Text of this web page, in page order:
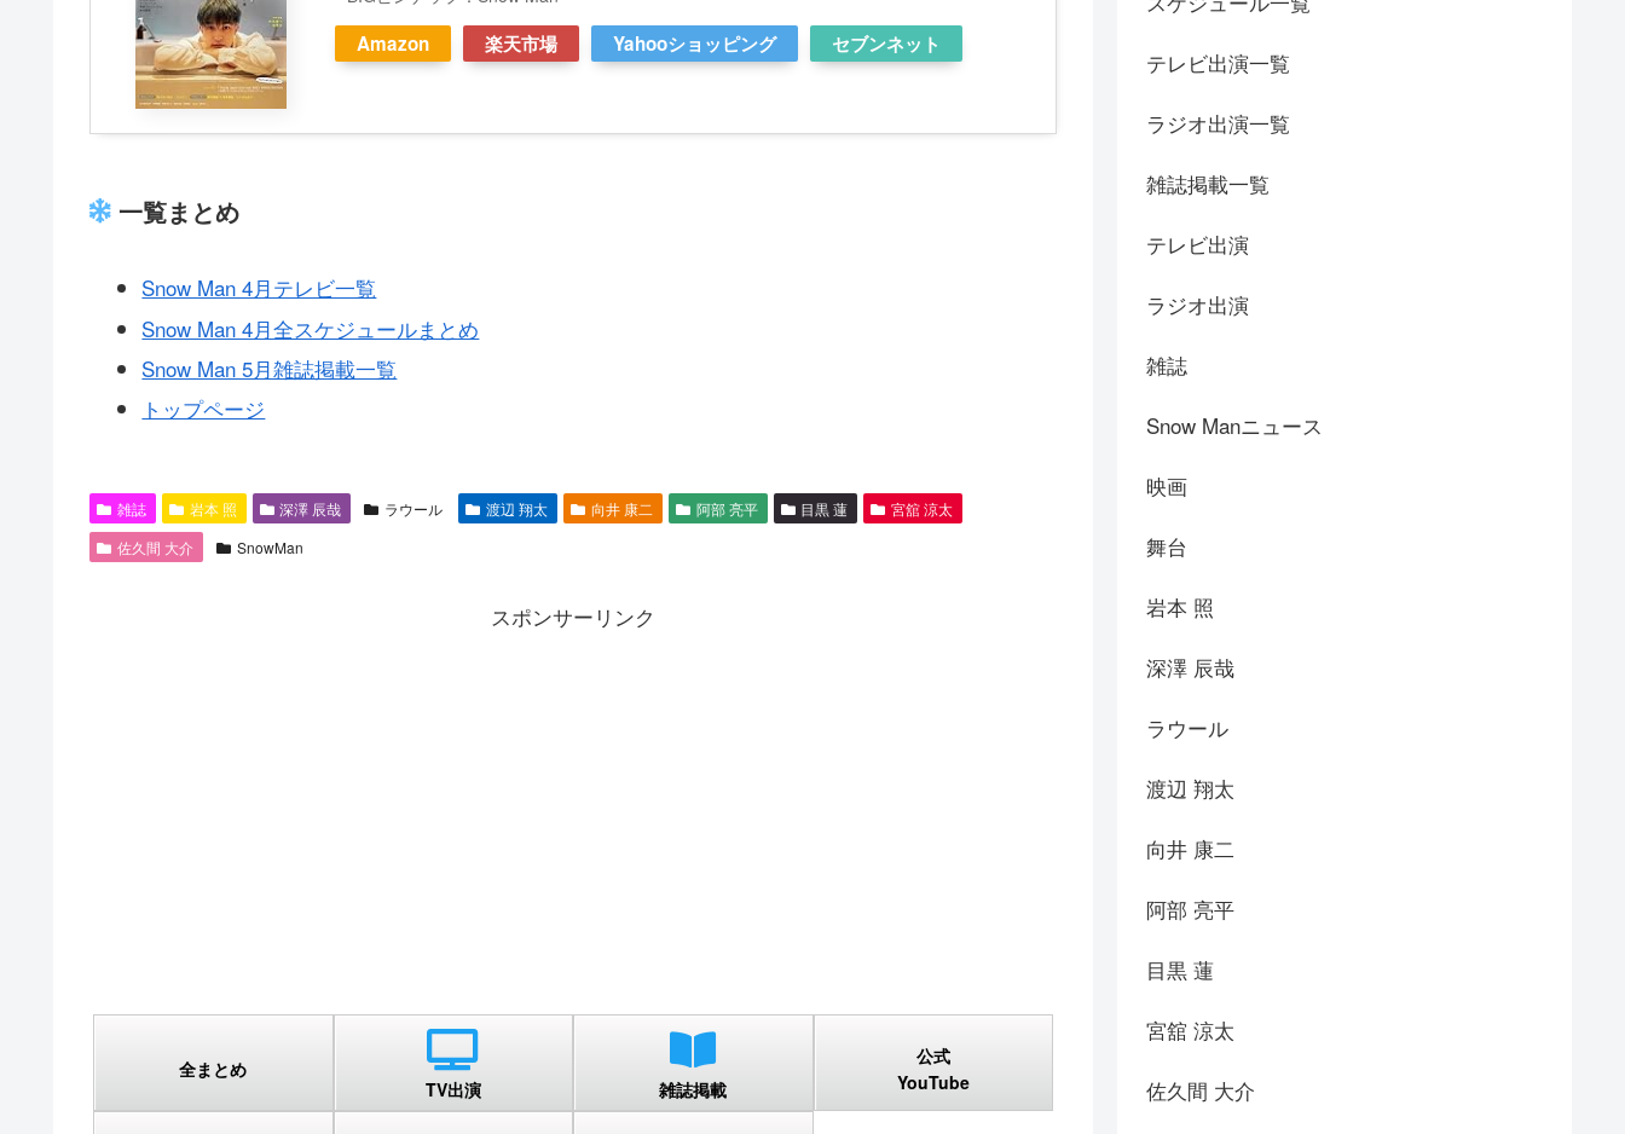
Amazon 楽天市場 Yahooショッピング セブンネット
一覧まとめ
Snow Man 4月テレビ一覧
Snow Man 4月全スケジュールまとめ
Snow Man 5月雑誌掲載一覧
トップページ
雑誌 岩本 照 深澤 辰哉 ラウール 渡辺 翔太 向井 康二 阿部 亮平 目黒 蓮
宮舘 涼太
佐久間 大介
SnowMan
スポンサーリンク
全まとめ
TV出演
雑誌掲載
公式
YouTube
テレビ出演一覧
ラジオ出演一覧
雑誌掲載一覧
テレビ出演
ラジオ出演
雑誌
Snow Manニュース
映画
舞台
岩本 照
深澤 辰哉
ラウール
渡辺 翔太
向井 康二
阿部 亮平
目黒 蓮
宮舘 涼太
佐久間 大介